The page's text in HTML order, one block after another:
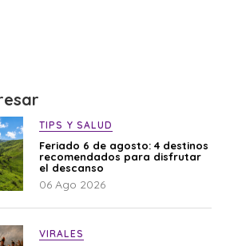
TIPS Y SALUD
Feriado 6 de agosto: 4 destinos
recomendados para disfrutar
el descanso
06 Ago 2026
VIRALES